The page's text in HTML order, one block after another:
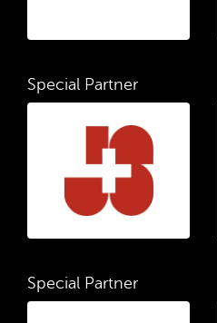
Special Partner
Special Partner